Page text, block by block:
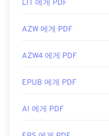
LIT 에게 PDF
AZW 에게 PDF
AZW4 에게 PDF
EPUB 에게 PDF
AI 에게 PDF